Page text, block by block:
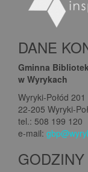
DANE
Gminna
w Wyrykach
Wyryki-Połód 201
22-205 Wyryki-
tel.: 508 199 120
e-mail: